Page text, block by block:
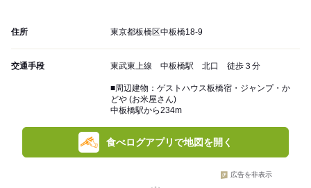
住所 東京都板橋区中板橋18-9
交通手段 東武東上線 中板橋駅 北口 徒歩３分
■周辺建物：ゲストハウス板橋宿・ジャンプ・か
どや (お米屋さん)
中板橋駅から234m
食べログアプリで地図を開く
広告を非表示